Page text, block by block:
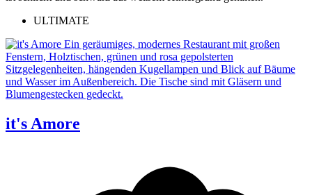
ULTIMATE
it's Amore